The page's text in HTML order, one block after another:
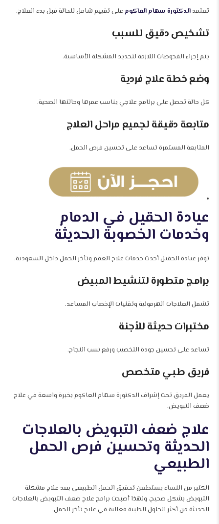
تعتمد الدكتورة سهام العاكوم على تقييم شامل للحالة قبل بدء العلاج.
تشخيص دقيق للسبب
يتم إجراء الفحوصات اللازمة لتحديد المشكلة الأساسية.
وضع خطة علاج فردية
كل حالة تحصل على برنامج علاجي يناسب عمرها وحالتها الصحية.
متابعة دقيقة لجميع مراحل العلاج
المتابعة المستمرة تساعد على تحسين فرص الحمل.
عيادة الحقيل في الدمام
وخدمات الخصوبة الحديثة
توفر عيادة الحقيل أحدث خدمات علاج العقم وتأخر الحمل داخل السعودية.
برامج متطورة لتنشيط المبيض
تشمل العلاجات الهرمونية وتقنيات الإخصاب المساعد.
مختبرات حديثة للأجنة
تساعد على تحسين جودة التخصيب ورفع نسب النجاح.
فريق طبي متخصص
يعمل الفريق تحت إشراف الدكتورة سهام العاكوم بخبرة واسعة في علاج
ضعف التبويض.
علاج ضعف التبويض بالعلاجات
الحديثة وتحسين فرص الحمل
الطبيعي
الكثير من النساء يستطعن تحقيق الحمل الطبيعي بعد علاج مشكلة
التبويض بشكل صحيح، ولهذا أصبحت برامج علاج ضعف التبويض بالعلاجات
الحديثة من أكثر الحلول الطبية فعالية في علاج تأخر الحمل.